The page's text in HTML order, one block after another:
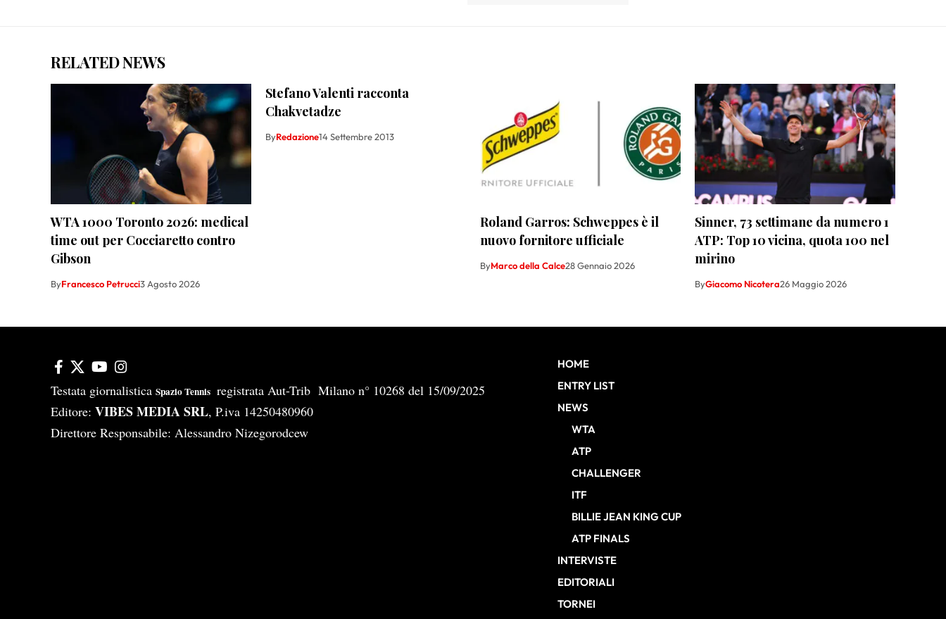
RELATED NEWS
WTA 1000 Toronto 2026: medical
time out per Cocciaretto contro
Gibson
ByFrancesco Petrucci3 Agosto 2026
Stefano Valenti racconta
Chakvetadze
ByRedazione14 Settembre 2013
Roland Garros: Schweppes è il
nuovo fornitore ufficiale
ByMarco della Calce28 Gennaio 2026
Sinner, 73 settimane da numero 1
ATP: Top 10 vicina, quota 100 nel
mirino
ByGiacomo Nicotera26 Maggio 2026
Testata giornalistica Spazio Tennis registrata Aut-Trib Milano n° 10268 del 15/09/2025
Editore: VIBES MEDIA SRL, P.iva 14250480960
Direttore Responsabile: Alessandro Nizegorodcew
HOME
ENTRY LIST
NEWS
WTA
ATP
CHALLENGER
ITF
BILLIE JEAN KING CUP
ATP FINALS
INTERVISTE
EDITORIALI
TORNEI